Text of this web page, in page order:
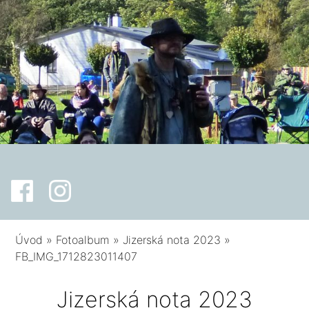
Úvod » Fotoalbum » Jizerská nota 2023 »
FB_IMG_1712823011407
Jizerská nota 2023